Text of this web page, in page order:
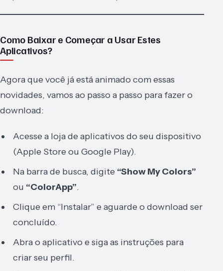
Como Baixar e Começar a Usar Estes
Aplicativos?
Agora que você já está animado com essas
novidades, vamos ao passo a passo para fazer o
download:
Acesse a loja de aplicativos do seu dispositivo
(Apple Store ou Google Play).
Na barra de busca, digite “Show My Colors”
ou “ColorApp”.
Clique em “Instalar” e aguarde o download ser
concluído.
Abra o aplicativo e siga as instruções para
criar seu perfil.